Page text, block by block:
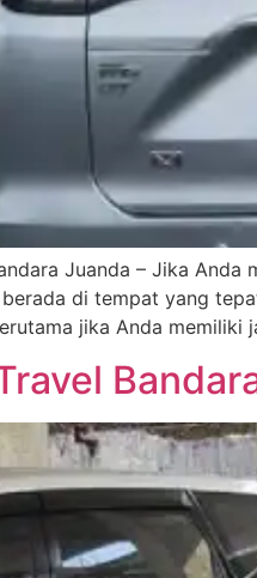
Juanda – Jika
di tempat yang
jika Anda